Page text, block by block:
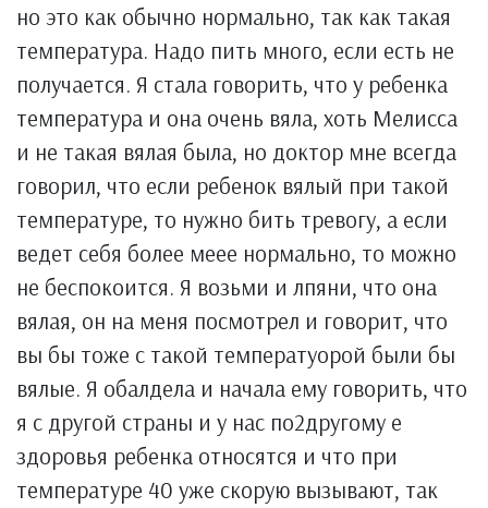
но это как обычно нормально, так как такая
температура. Надо пить много, если есть не
получается. Я стала говорить, что у ребенка
температура и она очень вяла, хоть Мелисса
и не такая вялая была, но доктор мне всегда
говорил, что если ребенок вялый при такой
температуре, то нужно бить тревогу, а если
ведет себя более меее нормально, то можно
не беспокоится. Я возьми и лпяни, что она
вялая, он на меня посмотрел и говорит, что
вы бы тоже с такой температуорой были бы
вялые. Я обалдела и начала ему говорить, что
я с другой страны и у нас по2другому е
здоровья ребенка относятся и что при
температуре 40 уже скорую вызывают, так